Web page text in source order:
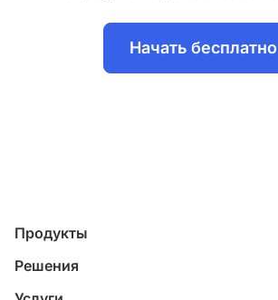
Начать бесплатно
Продукты
Управление клиентами (CRM)
Проекты
Решения
ИТ-компании